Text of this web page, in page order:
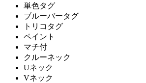
単色タグ
ブルーバータグ
トリコタグ
ペイント
マチ付
クルーネック
Uネック
Vネック